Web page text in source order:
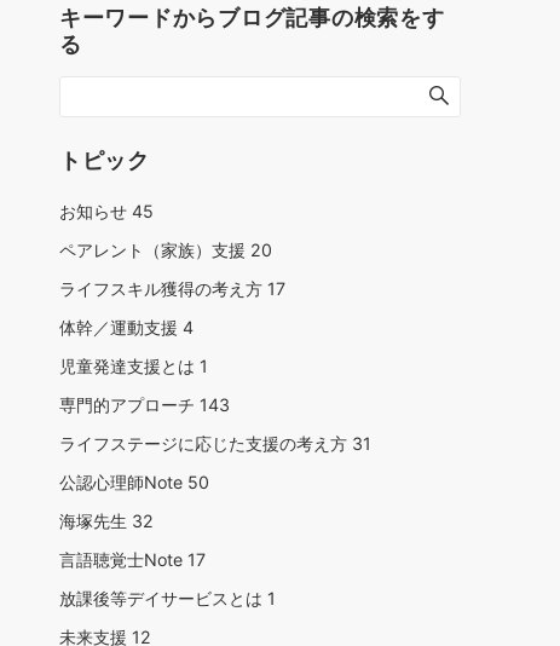
キーワードからブログ記事の検索をす
る
トピック
お知らせ 45
ペアレント（家族）支援 20
ライフスキル獲得の考え方 17
体幹／運動支援 4
児童発達支援とは 1
専門的アプローチ 143
ライフステージに応じた支援の考え方 31
公認心理師Note 50
海塚先生 32
言語聴覚士Note 17
放課後等デイサービスとは 1
未来支援 12